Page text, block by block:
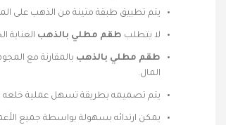
يتم تطبيق طبقة متينة من الذهب على
لا يتطلب طقم مطلي بالذهب
طقم مطلي بالذهب بالمقارنة مع
المال.
يتم تصميمه بطريقة تسهل عملية خلعه
يمكن ارتدائه بسهولة بواسطة جميع